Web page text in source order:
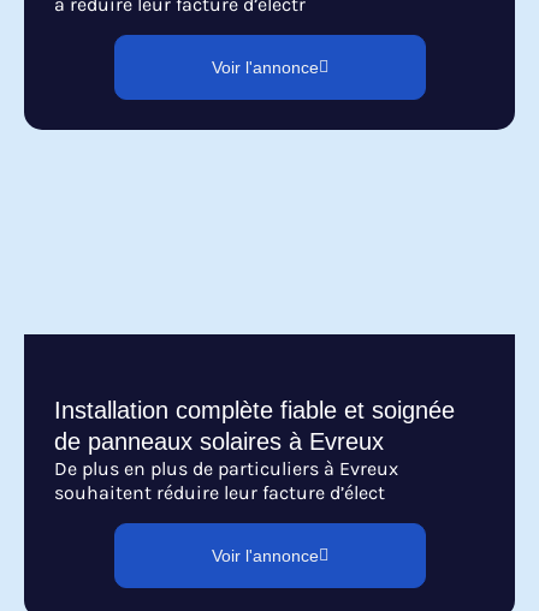
Voir l'annonce
Installation complète fiable et soignée
de panneaux solaires à Evreux
De plus en plus de particuliers à Evreux
souhaitent réduire leur facture d’élect
Voir l'annonce